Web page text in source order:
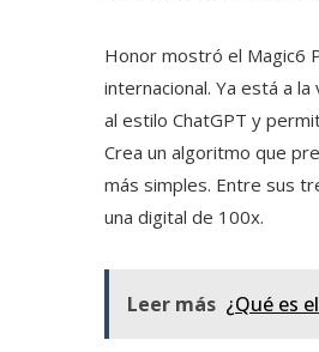
Honor mostró el Magic6
internacional. Ya está a
al estilo ChatGPT y
Crea un algoritmo que
más simples. Entre sus
una digital de 100x.
Leer más ¿Qué es